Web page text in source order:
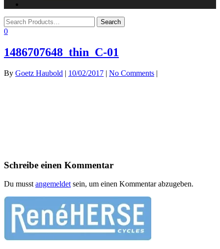
0
1486707648_thin_C-01
By Goetz Haubold | 10/02/2017 | No Comments |
Schreibe einen Kommentar
Du musst angemeldet sein, um einen Kommentar abzugeben.